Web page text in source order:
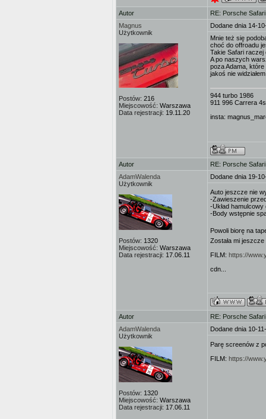
Autor
RE: Porsche
Magnus
Użytkownik
Postów: 216
Miejscowość: Warszawa
Data rejestracji: 19.11.20
Dodane dnia 14-
Mnie też się
choć do offroadu
Takie Safari
A po naszych
poza Adama,
jakoś nie widziałem
944 turbo 1986
911 996 Carrera
insta:
Autor
RE: Porsche
AdamWalenda
Użytkownik
Postów: 1320
Miejscowość: Warszawa
Data rejestracji: 17.06.11
Dodane dnia 19-
Auto jeszcze nie
-Zawieszenie
-Układ hamulcowy
-Body wstępnie
Powoli biorę na
Została mi
FILM: https://
cdn...
Autor
RE: Porsche
AdamWalenda
Użytkownik
Postów: 1320
Miejscowość: Warszawa
Data rejestracji: 17.06.11
Dodane dnia 10-
Parę screenów z
FILM: https://